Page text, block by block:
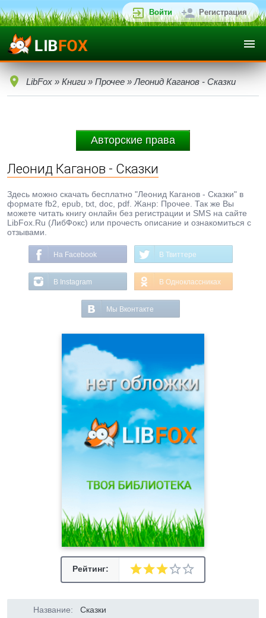
Войти Регистрация
LibFox » Книги » Прочее » Леонид Каганов - Сказки
Авторские права
Леонид Каганов - Сказки
Здесь можно скачать бесплатно "Леонид Каганов - Сказки" в
формате fb2, epub, txt, doc, pdf. Жанр: Прочее. Так же Вы
можете читать книгу онлайн без регистрации и SMS на сайте
LibFox.Ru (ЛибФокс) или прочесть описание и ознакомиться с
отзывами.
На Facebook В Твиттере
В Instagram В Одноклассниках
Мы Вконтакте
Рейтинг:
Название: Сказки